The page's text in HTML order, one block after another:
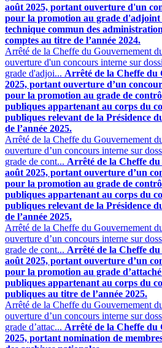
août 2025, portant ouverture d'un
pour la promotion au grade d'adjoint
technique commun des
comptes au titre de l’année 2024.
Arrêté de la Cheffe du Gouvernement
ouverture d'un concours interne sur
grade d'adjoi... Arrêté de la Cheffe du
2025, portant ouverture d’un
pour la promotion au grade de
publiques appartenant au corps du
publiques relevant de la Présidence
de l’année 2025.
Arrêté de la Cheffe du Gouvernement
ouverture d’un concours interne sur
grade de cont... Arrêté de la Cheffe
août 2025, portant ouverture d’un
pour la promotion au grade de
publiques appartenant au corps du
publiques relevant de la Présidence
de l’année 2025.
Arrêté de la Cheffe du Gouvernement
ouverture d’un concours interne sur
grade de cont... Arrêté de la Cheffe
août 2025, portant ouverture d’un
pour la promotion au grade d’attaché
publiques appartenant au corps du
publiques au titre de l’année 2025.
Arrêté de la Cheffe du Gouvernement
ouverture d’un concours interne sur
grade d’attac... Arrêté de la Cheffe du
2025, portant nomination de